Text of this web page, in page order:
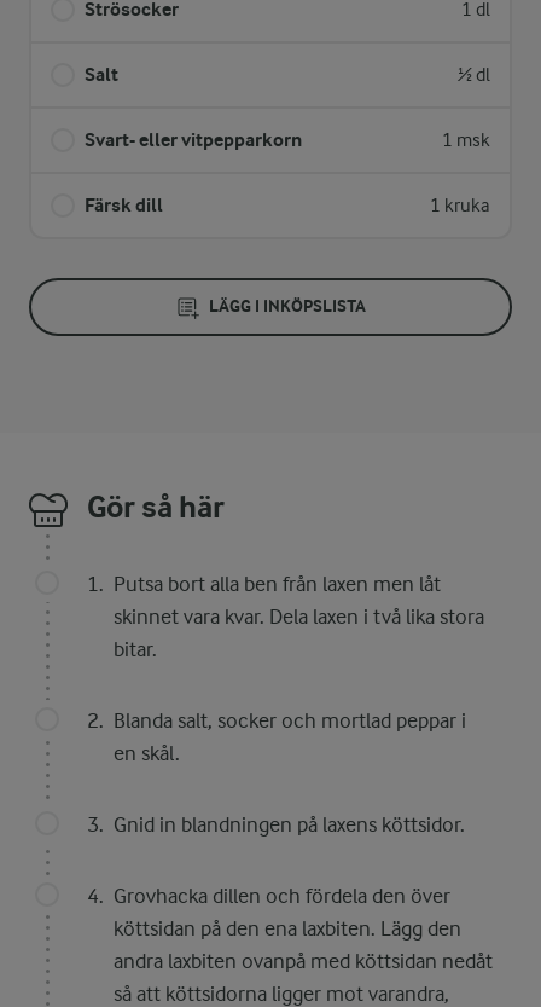
Strösocker 1 dl
Salt ½ dl
Svart- eller vitpepparkorn 1 msk
Färsk dill 1 kruka
LÄGG I INKÖPSLISTA
Gör så här
Putsa bort alla ben från laxen men låt
skinnet vara kvar. Dela laxen i två lika stora
bitar.
Blanda salt, socker och mortlad peppar i
en skål.
Gnid in blandningen på laxens köttsidor.
Grovhacka dillen och fördela den över
köttsidan på den ena laxbiten. Lägg den
andra laxbiten ovanpå med köttsidan nedåt
så att köttsidorna ligger mot varandra,